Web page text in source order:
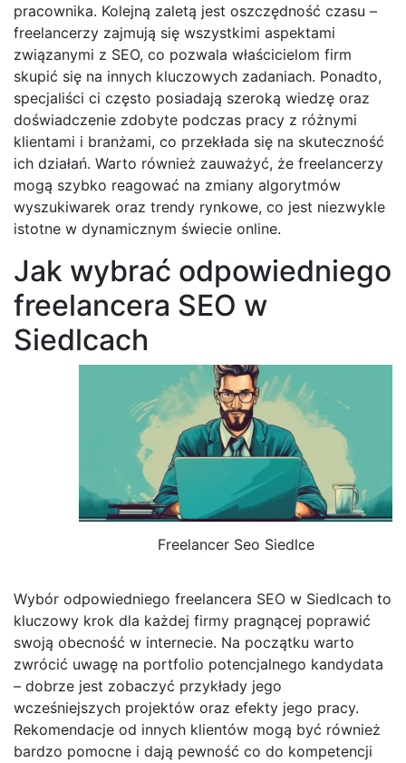
pracownika. Kolejną zaletą jest oszczędność czasu –
freelancerzy zajmują się wszystkimi aspektami
związanymi z SEO, co pozwala właścicielom firm
skupić się na innych kluczowych zadaniach. Ponadto,
specjaliści ci często posiadają szeroką wiedzę oraz
doświadczenie zdobyte podczas pracy z różnymi
klientami i branżami, co przekłada się na skuteczność
ich działań. Warto również zauważyć, że freelancerzy
mogą szybko reagować na zmiany algorytmów
wyszukiwarek oraz trendy rynkowe, co jest niezwykle
istotne w dynamicznym świecie online.
Jak wybrać odpowiedniego
freelancera SEO w
Siedlcach
Freelancer Seo Siedlce
Wybór odpowiedniego freelancera SEO w Siedlcach to
kluczowy krok dla każdej firmy pragnącej poprawić
swoją obecność w internecie. Na początku warto
zwrócić uwagę na portfolio potencjalnego kandydata
– dobrze jest zobaczyć przykłady jego
wcześniejszych projektów oraz efekty jego pracy.
Rekomendacje od innych klientów mogą być również
bardzo pomocne i dają pewność co do kompetencji